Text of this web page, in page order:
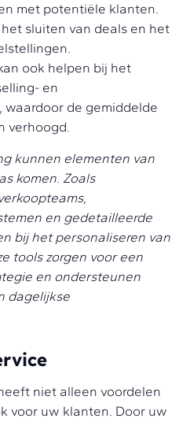
met potentiële klanten.
sluiten van deals en het
ook helpen bij het
en
de gemiddelde
verhoogd.
kunnen elementen van
komen. Zoals
en gedetailleerde
bij het personaliseren van
tools zorgen voor een
en ondersteunen
dagelijkse
niet alleen voordelen
voor uw klanten. Door uw